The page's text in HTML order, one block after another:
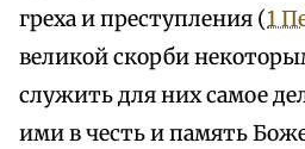
греха и преступления (1
великой скорби
служить для них самое
ими в честь и память